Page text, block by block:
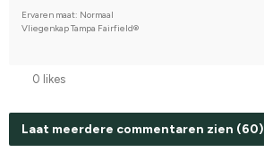
Ervaren maat: Normaal
Vliegenkap Tampa Fairfield®
0 likes
Laat meerdere commentaren zien (60)